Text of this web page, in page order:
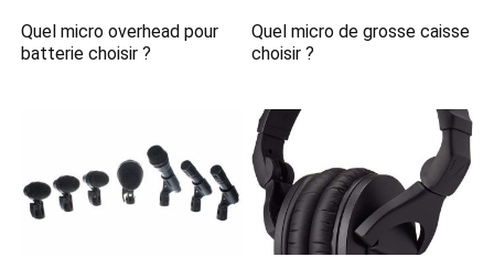
Quel micro overhead pour
batterie choisir ?
Quel micro de grosse caisse
choisir ?